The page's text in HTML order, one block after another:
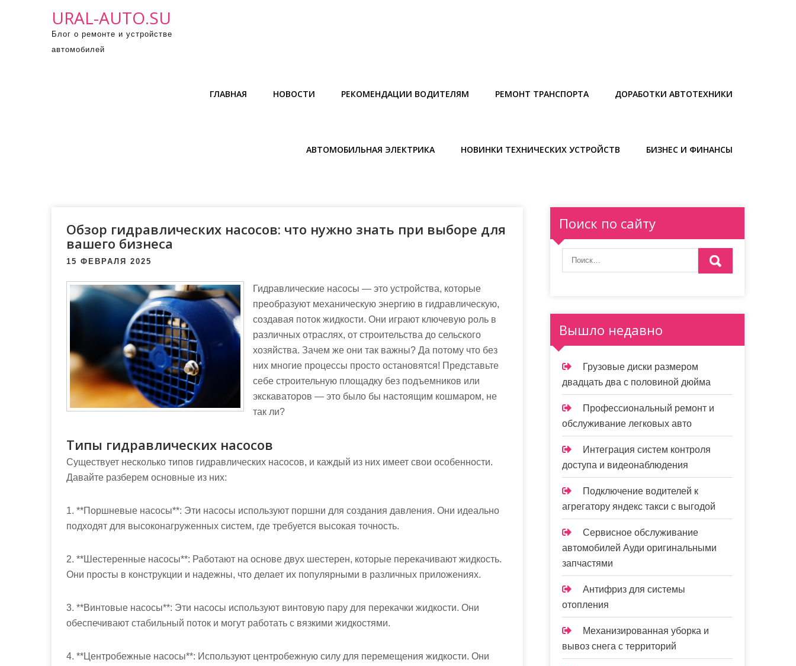
URAL-AUTO.SU
Блог о ремонте и устройстве
автомобилей
ГЛАВНАЯ НОВОСТИ РЕКОМЕНДАЦИИ ВОДИТЕЛЯМ РЕМОНТ ТРАНСПОРТА ДОРАБОТКИ АВТОТЕХНИКИ
АВТОМОБИЛЬНАЯ ЭЛЕКТРИКА НОВИНКИ ТЕХНИЧЕСКИХ УСТРОЙСТВ БИЗНЕС И ФИНАНСЫ
Обзор гидравлических насосов: что нужно знать при выборе для
вашего бизнеса
15 ФЕВРАЛЯ 2025
Гидравлические насосы — это устройства, которые
преобразуют механическую энергию в гидравлическую,
создавая поток жидкости. Они играют ключевую роль в
различных отраслях, от строительства до сельского
хозяйства. Зачем же они так важны? Да потому что без
них многие процессы просто остановятся! Представьте
себе строительную площадку без подъемников или
экскаваторов — это было бы настоящим кошмаром, не
так ли?
Типы гидравлических насосов
Существует несколько типов гидравлических насосов, и каждый из них имеет свои особенности.
Давайте разберем основные из них:
1. **Поршневые насосы**: Эти насосы используют поршни для создания давления. Они идеально
подходят для высоконагруженных систем, где требуется высокая точность.
2. **Шестеренные насосы**: Работают на основе двух шестерен, которые перекачивают жидкость.
Они просты в конструкции и надежны, что делает их популярными в различных приложениях.
3. **Винтовые насосы**: Эти насосы используют винтовую пару для перекачки жидкости. Они
обеспечивают стабильный поток и могут работать с вязкими жидкостями.
4. **Центробежные насосы**: Используют центробежную силу для перемещения жидкости. Они
Поиск по сайту
Вышло недавно
Грузовые диски размером
двадцать два с половиной дюйма
Профессиональный ремонт и
обслуживание легковых авто
Интеграция систем контроля
доступа и видеонаблюдения
Подключение водителей к
агрегатору яндекс такси с выгодой
Сервисное обслуживание
автомобилей Ауди оригинальными
запчастями
Антифриз для системы
отопления
Механизированная уборка и
вывоз снега с территорий